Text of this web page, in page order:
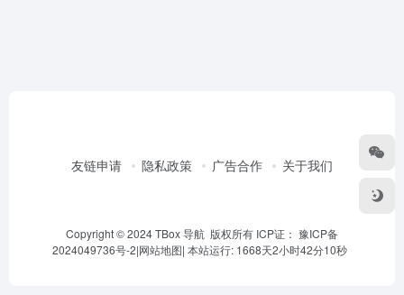
友链申请 隐私政策 广告合作 关于我们
Copyright © 2024 TBox 导航 版权所有 ICP证： 豫ICP备
2024049736号-2|网站地图| 本站运行: 1668天2小时42分10秒